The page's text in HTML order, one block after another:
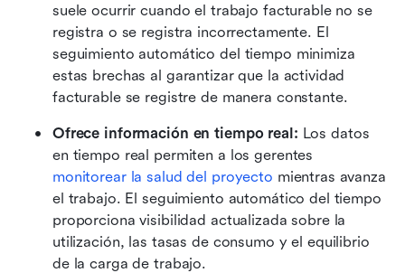
suele ocurrir cuando el trabajo facturable no se
registra o se registra incorrectamente. El
seguimiento automático del tiempo minimiza
estas brechas al garantizar que la actividad
facturable se registre de manera constante.
Ofrece información en tiempo real: Los datos
monitorear la salud del proyecto mientras avanza
el trabajo. El seguimiento automático del tiempo
proporciona visibilidad actualizada sobre la
utilización, las tasas de consumo y el equilibrio
de la carga de trabajo.